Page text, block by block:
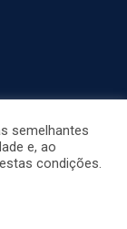
semelhantes
e, ao
condições.